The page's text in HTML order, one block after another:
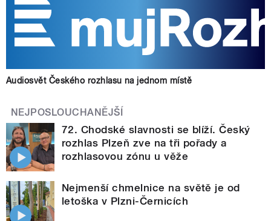
Audiosvět Českého rozhlasu na jednom místě
NEJPOSLOUCHANĚJŠÍ
72. Chodské slavnosti se blíží. Český
rozhlas Plzeň zve na tři pořady a
rozhlasovou zónu u věže
Nejmenší chmelnice na světě je od
letoška v Plzni-Černicích